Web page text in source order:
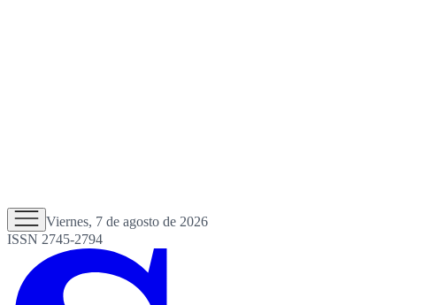
Viernes, 7 de agosto de 2026
ISSN 2745-2794